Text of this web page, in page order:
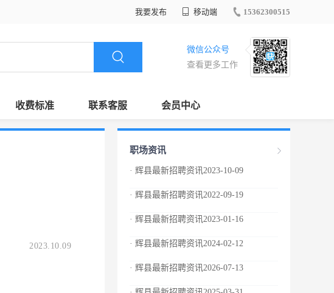
我要发布 移动端 15362300515
微信公众号
查看更多工作
收费标准 联系客服 会员中心
2023.10.09
职场资讯
· 辉县最新招聘资讯2023-10-09
· 辉县最新招聘资讯2022-09-19
· 辉县最新招聘资讯2023-01-16
· 辉县最新招聘资讯2024-02-12
· 辉县最新招聘资讯2026-07-13